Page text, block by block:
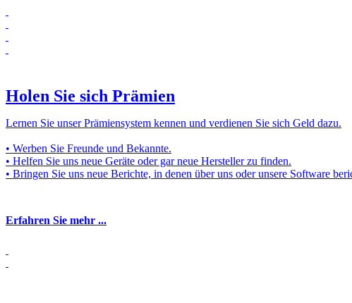
Holen Sie sich Prämien
Lernen Sie unser Prämiensystem kennen und verdienen Sie sich Geld dazu.
• Werben Sie Freunde und Bekannte.
• Helfen Sie uns neue Geräte oder gar neue Hersteller zu finden.
• Bringen Sie uns neue Berichte, in denen über uns oder unsere Software
Erfahren Sie mehr ...